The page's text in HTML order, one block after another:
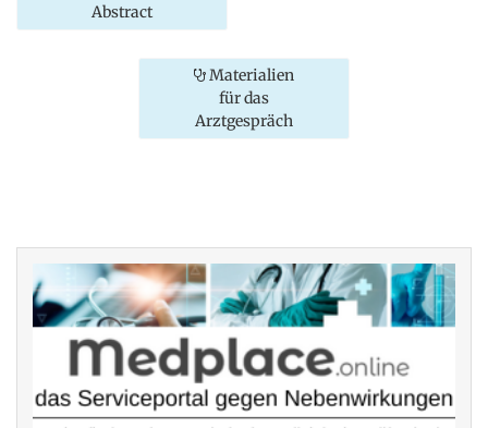
Abstract
Materialien
für das
Arztgespräch